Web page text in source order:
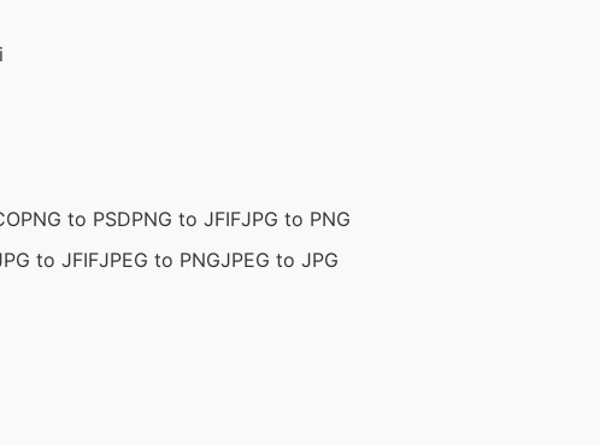
PNG to PSDPNG to JFIFJPG to PNG
to JFIFJPEG to PNGJPEG to JPG